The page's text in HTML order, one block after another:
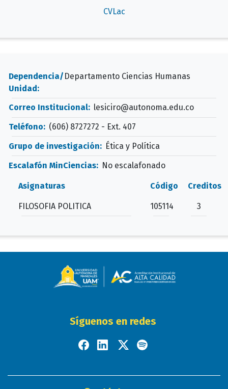
CVLac
Dependencia/
Unidad:
Departamento Ciencias Humanas
Correo Institucional: lesiciro@autonoma.edu.co
Teléfono: (606) 8727272 - Ext. 407
Grupo de investigación: Ética y Política
Escalafón MinCiencias: No escalafonado
Asignaturas Código Creditos
FILOSOFIA POLITICA 105114 3
Síguenos en redes